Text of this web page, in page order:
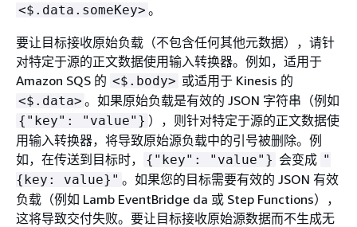
<$.data.someKey> 。
要让目标接收原始负载（不包含任何其他元数据），请针
对特定于源的正文数据使用输入转换器。例如，适用于
Amazon SQS 的 <$.body> 或适用于 Kinesis 的
<$.data> 。如果原始负载是有效的 JSON 字符串（例如
{ "key": "value"} ），则针对特定于源的正文数据使
用输入转换器，将导致原始源负载中的引号被删除。例
如，在传送到目标时，
{ "key": "value"} 会变成 "
{key: value}" 。如果您的目标需要有效的 JSON 有效
负载（例如 Lamb EventBridge da 或 Step Functions），
这将导致交付失败。要让目标接收原始源数据而不生成无